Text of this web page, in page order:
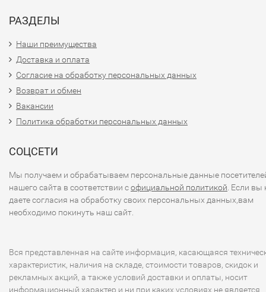
РАЗДЕЛЫ
Наши преимущества
Доставка и оплата
Согласие на обработку персональных данных
Возврат и обмен
Вакансии
Политика обработки персональных данных
СОЦСЕТИ
Мы получаем и обрабатываем персональные данные
нашего сайта в соответствии софициальной политикой . Если вы
даете согласия на обработку своих персональных данных,вам
необходимо покинуть наш сайт.
Вся представленная на сайте информация, касающаяся
характеристик, наличия на складе, стоимости товаров, скидок и
рекламных акций, а также условий доставки и оплаты, носит
информационный характер и ни при каких условиях не является